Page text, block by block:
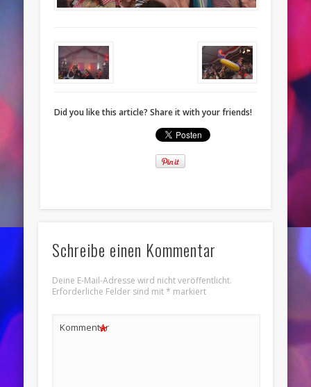
Did you like this article? Share it with your friends!
Schreibe einen Kommentar
Deine E-Mail-Adresse wird nicht veröffentlicht.
Erforderliche Felder sind mit* markiert
Kommentar
*